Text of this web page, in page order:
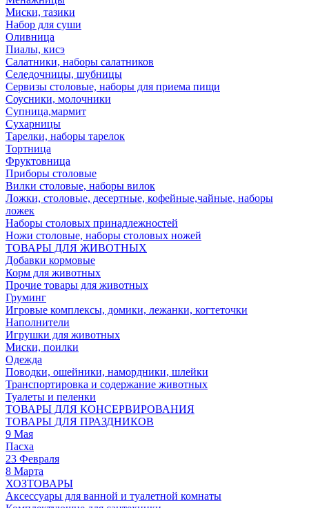
Миски, тазики
Набор для суши
Оливница
Пиалы, кисэ
Салатники, наборы салатников
Селедочницы, шубницы
Сервизы столовые, наборы для приема пищи
Соусники, молочники
Супница,мармит
Сухарницы
Тарелки, наборы тарелок
Тортница
Фруктовница
Приборы столовые
Вилки столовые, наборы вилок
Ложки, столовые, десертные, кофейные,чайные, наборы
ложек
Наборы столовых принадлежностей
Ножи столовые, наборы столовых ножей
ТОВАРЫ ДЛЯ ЖИВОТНЫХ
Добавки кормовые
Корм для животных
Прочие товары для животных
Груминг
Игровые комплексы, домики, лежанки, когтеточки
Наполнители
Игрушки для животных
Миски, поилки
Одежда
Поводки, ошейники, намордники, шлейки
Транспортировка и содержание животных
Туалеты и пеленки
ТОВАРЫ ДЛЯ КОНСЕРВИРОВАНИЯ
ТОВАРЫ ДЛЯ ПРАЗДНИКОВ
9 Мая
Пасха
23 Февраля
8 Марта
ХОЗТОВАРЫ
Аксессуары для ванной и туалетной комнаты